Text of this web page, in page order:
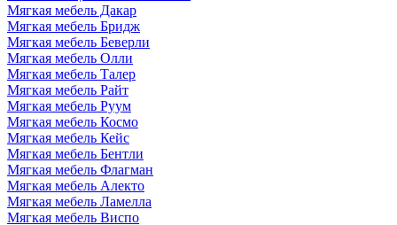
Мягкая мебель Дакар
Мягкая мебель Бридж
Мягкая мебель Беверли
Мягкая мебель Олли
Мягкая мебель Талер
Мягкая мебель Райт
Мягкая мебель Руум
Мягкая мебель Космо
Мягкая мебель Кейс
Мягкая мебель Бентли
Мягкая мебель Флагман
Мягкая мебель Алекто
Мягкая мебель Ламелла
Мягкая мебель Виспо